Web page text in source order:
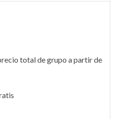
total de grupo a partir de